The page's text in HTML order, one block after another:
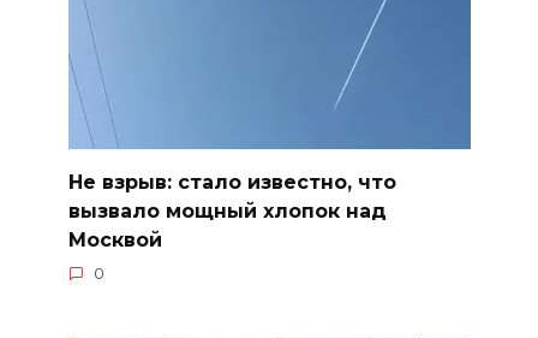
Не взрыв: стало известно, что
вызвало мощный хлопок над
Москвой
0